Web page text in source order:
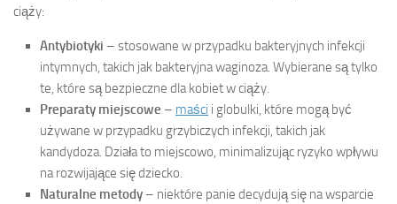
ciąży:
Antybiotyki – stosowane w przypadku bakteryjnych infekcji
intymnych, takich jak bakteryjna waginoza. Wybierane są tylko
te, które są bezpieczne dla kobiet w ciąży.
Preparaty miejscowe – maści i globulki, które mogą być
używane w przypadku grzybiczych infekcji, takich jak
kandydoza. Działa to miejscowo, minimalizując ryzyko wpływu
na rozwijające się dziecko.
Naturalne metody – niektóre panie decydują się na wsparcie